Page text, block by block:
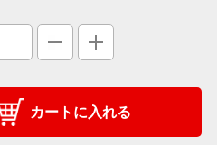
カートに入れる